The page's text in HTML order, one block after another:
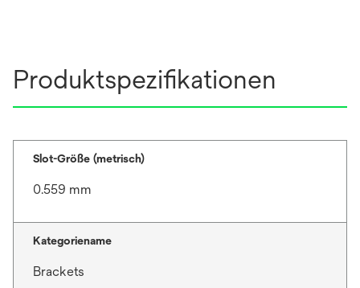
Produktspezifikationen
Slot-Größe (metrisch)
0.559 mm
Kategoriename
Brackets